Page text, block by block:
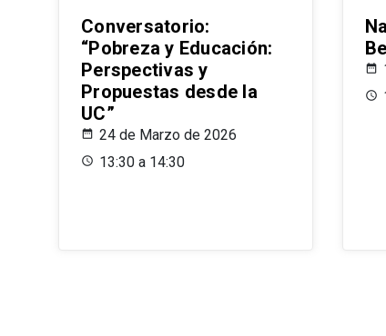
Conversatorio:
“Pobreza y Educación:
Perspectivas y
Propuestas desde la
UC”
24 de Marzo de 2026
13:30 a 14:30